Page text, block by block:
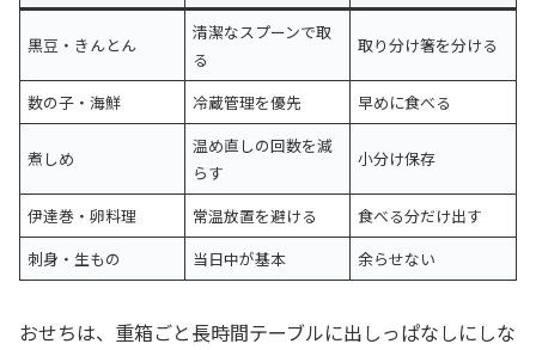
黒豆・きんとん
清潔なスプーンで取
る
取り分け箸を分ける
数の子・海鮮 冷蔵管理を優先 早めに食べる
煮しめ
温め直しの回数を減
らす
小分け保存
伊達巻・卵料理 常温放置を避ける
食べる分だけ出す
刺身・生もの
当日中が基本 余らせない
おせちは、重箱ごと長時間テーブルに出しっぱなしにしな